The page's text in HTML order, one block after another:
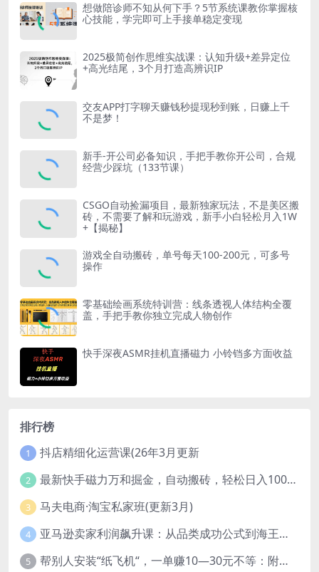
想做陪诊师不知从何下手？5节系统课教你掌握核
心技能，学完即可上手接单稳定变现
2025极简创作思维实战课：认知升级+差异定位
+高光结尾，3个月打造高辨识IP
交友APP打字聊天赚钱秒提现秒到账，日赚上千
不是梦！
新手-开公司必备知识，手把手教你开公司，合规
经营少踩坑（133节课）
CSGO自动捡漏项目，最新独家玩法，不是美区搬
砖，不需要了解和玩游戏，新手小白轻松月入1W
+【揭秘】
游戏全自动搬砖，单号每天100-200元，可多号
操作
零基础绘画系统特训营：线条透视人体结构全覆
盖，手把手教你独立完成人物创作
快手深夜ASMR挂机直播磁力 小铃铛多方面收益
排行榜
1 抖店精细化运营课(26年3月更新
2 最新快手磁力万和掘金，自动搬砖，轻松日入100-200，操作简单
3 马夫电商·淘宝私家班(更新3月)
4 亚马逊卖家利润飙升课：从品类成功公式到海王打法，让每个SKU都成爆款一路飙升(更新26年3月
5 帮别人安装“纸飞机“，一单赚10—30元不等：附：免费节点